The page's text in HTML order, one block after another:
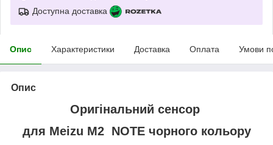
Доступна доставка
Опис Характеристики Доставка Оплата Умови
Опис
Оригінальний сенсор
для Meizu M2 NOTE чорного кольору